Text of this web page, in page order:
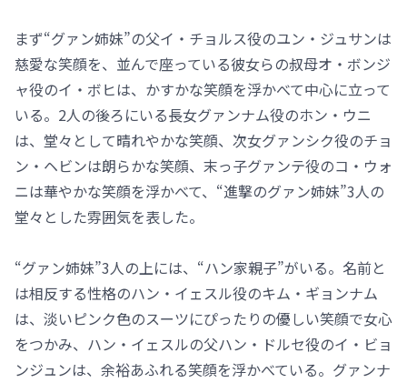
まず“グァン姉妹”の父イ・チョルス役のユン・ジュサンは
慈愛な笑顔を、並んで座っている彼女らの叔母オ・ボンジ
ャ役のイ・ボヒは、かすかな笑顔を浮かべて中心に立って
いる。2人の後ろにいる長女グァンナム役のホン・ウニ
は、堂々として晴れやかな笑顔、次女グァンシク役のチョ
ン・ヘビンは朗らかな笑顔、末っ子グァンテ役のコ・ウォ
ニは華やかな笑顔を浮かべて、“進撃のグァン姉妹”3人の
堂々とした雰囲気を表した。
“グァン姉妹”3人の上には、“ハン家親子”がいる。名前と
は相反する性格のハン・イェスル役のキム・ギョンナム
は、淡いピンク色のスーツにぴったりの優しい笑顔で女心
をつかみ、ハン・イェスルの父ハン・ドルセ役のイ・ビョ
ンジュンは、余裕あふれる笑顔を浮かべている。グァンナ